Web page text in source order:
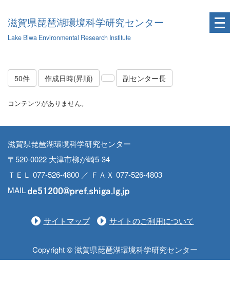
滋賀県琵琶湖環境科学研究センター
Lake Biwa Environmental Research Institute
50件 作成日時(昇順) 副センター長
コンテンツがありません。
滋賀県琵琶湖環境科学研究センター
〒520-0022 大津市柳が崎5-34
ＴＥＬ 077-526-4800 ／ ＦＡＸ 077-526-4803
MAIL
サイトマップ サイトのご利用について
Copyright © 滋賀県琵琶湖環境科学研究センター